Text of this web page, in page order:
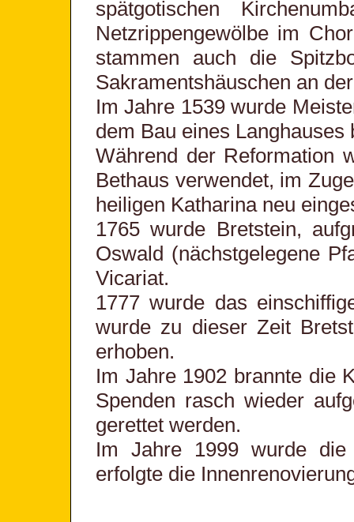
spätgotischen
Netzrippengewölbe im
stammen auch die
Sakramentshäuschen an
Im Jahre 1539 wurde
dem Bau eines Langhauses
Während der Reformation
Bethaus verwendet, im
heiligen Katharina neu
1765 wurde Bretstein,
Oswald (nächstgelegene
Vicariat.
1777 wurde das
wurde zu dieser Zeit
erhoben.
Im Jahre 1902 brannte die
Spenden rasch wieder
gerettet werden.
Im Jahre 1999 wurde die
erfolgte die